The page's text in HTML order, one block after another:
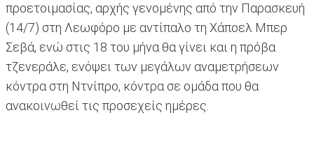
προετοιμασίας, αρχής γενομένης από την Παρασκευή
(14/7) στη Λεωφόρο με αντίπαλο τη Χάποελ Μπερ
Σεβά, ενώ στις 18 του μήνα θα γίνει και η πρόβα
τζενεράλε, ενόψει των μεγάλων αναμετρήσεων
κόντρα στη Ντνίπρο, κόντρα σε ομάδα που θα
ανακοινωθεί τις προσεχείς ημέρες.